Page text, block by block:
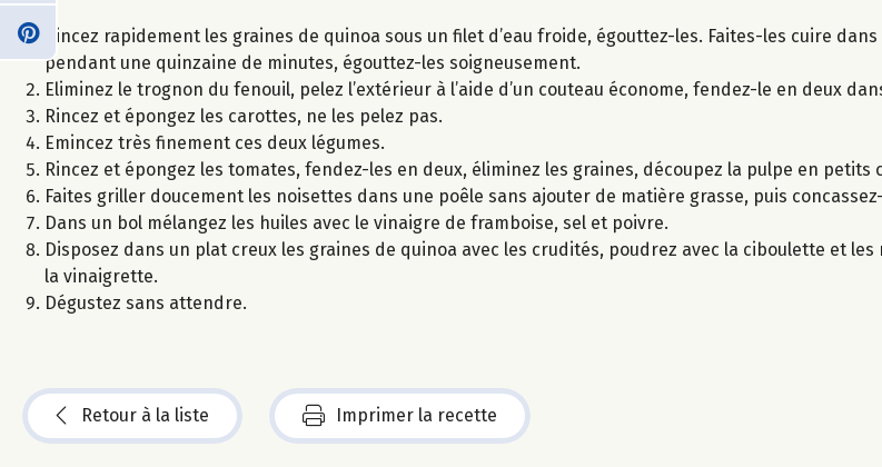
Rincez rapidement les graines de quinoa sous un filet d’eau froide, égouttez-les. Faites-les cuire
pendant une quinzaine de minutes, égouttez-les soigneusement.
Eliminez le trognon du fenouil, pelez l’extérieur à l’aide d’un couteau économe, fendez-le en deux
Rincez et épongez les carottes, ne les pelez pas.
Emincez très finement ces deux légumes.
Rincez et épongez les tomates, fendez-les en deux, éliminez les graines, découpez la pulpe en petits
Faites griller doucement les noisettes dans une poêle sans ajouter de matière grasse, puis
Dans un bol mélangez les huiles avec le vinaigre de framboise, sel et poivre.
Disposez dans un plat creux les graines de quinoa avec les crudités, poudrez avec la ciboulette et
la vinaigrette.
Dégustez sans attendre.
Retour à la liste Imprimer la recette